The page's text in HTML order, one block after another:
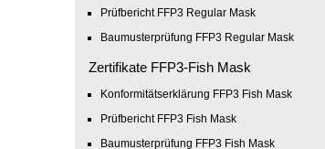
Prüfbericht FFP3 Regular Mask
Baumusterprüfung FFP3 Regular Mask
Zertifikate FFP3-Fish Mask
Konformitätserklärung FFP3 Fish Mask
Prüfbericht FFP3 Fish Mask
Baumusterprüfung FFP3 Fish Mask